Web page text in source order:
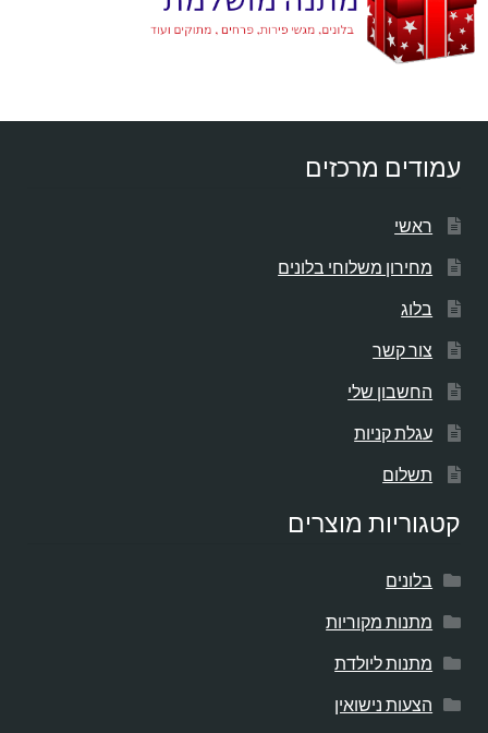
עמודים מרכזים
ראשי
מחירון משלוחי בלונים
בלוג
צור קשר
החשבון שלי
עגלת קניות
תשלום
קטגוריות מוצרים
בלונים
מתנות מקוריות
מתנות ליולדת
הצעות נישואין